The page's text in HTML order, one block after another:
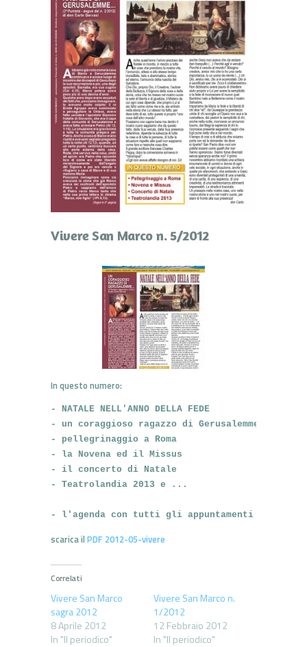
Vivere San Marco n. 5/2012
In questo numero:
- NATALE NELL'ANNO DELLA FEDE
- un coraggioso ragazzo di Gerusalemme (2^
- pellegrinaggio a Roma
- la Novena ed il Missus
- il concerto di Natale
- Teatrolandia 2013 e ...
- l'agenda con tutti gli appuntamenti del mese
scarica il PDF 2012-05-vivere
Correlati
Vivere San Marco
sagra 2012
8 Aprile 2012
In "Il periodico"
Vivere San Marco n.
1/2012
12 Febbraio 2012
In "Il periodico"